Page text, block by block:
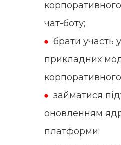
чат-боту;
брати участь у
прикладних
займатися
оновленням
платформи;